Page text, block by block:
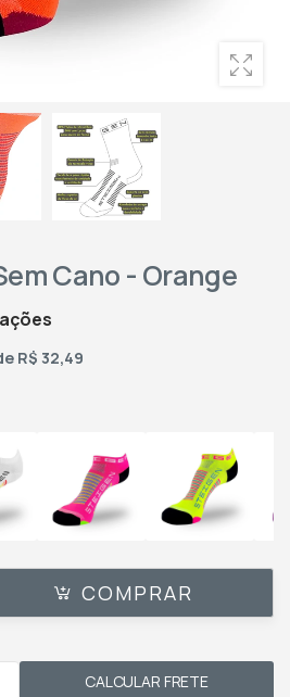
Cano - Orange
R$ 32,49
COMPRAR
CALCULAR FRETE